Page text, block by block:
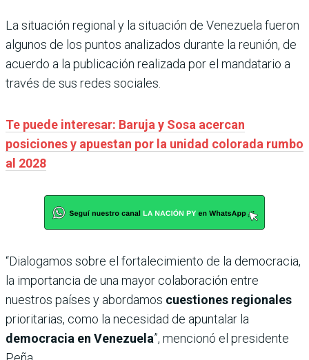
La situación regional y la situación de Venezuela fueron
algunos de los puntos analizados durante la reunión, de
acuerdo a la publicación realizada por el mandatario a
través de sus redes sociales.
Te puede interesar: Baruja y Sosa acercan
posiciones y apuestan por la unidad colorada rumbo
al 2028
“Dialogamos sobre el fortalecimiento de la democracia,
la importancia de una mayor colaboración entre
nuestros países y abordamos cuestiones regionales
prioritarias, como la necesidad de apuntalar la
democracia en Venezuela”, mencionó el presidente